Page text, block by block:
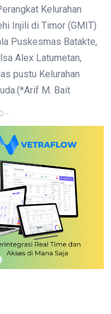
Kelurahan
Injili di Timor (GMIT)
Puskesmas Batakte,
Alex Latumetan,
pustu Kelurahan
M. Bait
-